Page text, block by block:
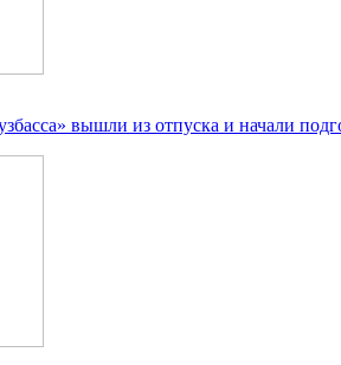
вышли из отпуска и начали